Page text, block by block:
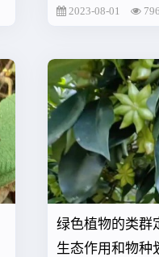
2023-08-01 796
绿色植物的类群
生态作用和物种